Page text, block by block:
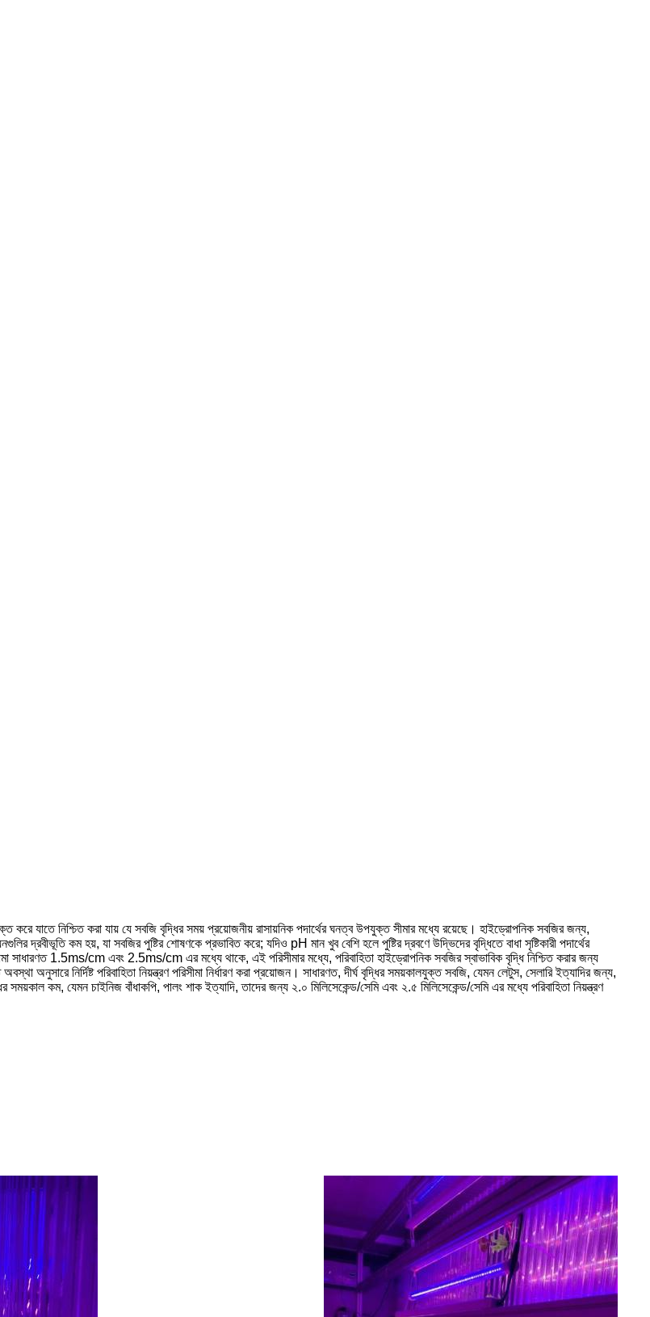
করে যাতে নিশ্চিত করা যায় যে সবজি বৃদ্ধির সময় প্রয়োজনীয় রাসায়নিক পদার্থের ঘনত্ব উপযুক্ত সীমার মধ্যে রয়েছে। হাইড্রোপনিক সবজির জন্য,
কম হয়, যা সবজির পুষ্টির শোষণকে প্রভাবিত করে; যদিও pH মান খুব বেশি হলে পুষ্টির দ্রবণে উদ্ভিদের বৃদ্ধিতে বাধা সৃষ্টিকারী পদার্থের
সাধারণত 1.5ms/cm এবং 2.5ms/cm এর মধ্যে থাকে, এই পরিসীমার মধ্যে, পরিবাহিতা হাইড্রোপনিক সবজির স্বাভাবিক বৃদ্ধি নিশ্চিত করার জন্য
অনুসারে নির্দিষ্ট পরিবাহিতা নিয়ন্ত্রণ পরিসীমা নির্ধারণ করা প্রয়োজন। সাধারণত, দীর্ঘ বৃদ্ধির সময়কালযুক্ত সবজি, যেমন লেটুস, সেলারি ইত্যাদির জন্য,
কম, যেমন চাইনিজ বাঁধাকপি, পালং শাক ইত্যাদি, তাদের জন্য ২.০ মিলিসেকেন্ড/সেমি এবং ২.৫ মিলিসেকেন্ড/সেমি এর মধ্যে পরিবাহিতা নিয়ন্ত্রণ